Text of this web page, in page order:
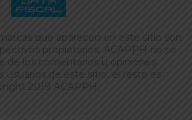
que aparecen en este sitio son
propietarios. ACAPPH no se
de los comentarios u opiniones
usuarios de este sitio, el resto es
2019 ACAPPH.